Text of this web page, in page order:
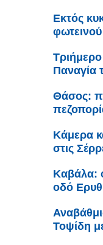
Εκτός
Παναγία
Θάσος:
Κάμερα
στις
Καβάλα:
οδό
Τοψίδη